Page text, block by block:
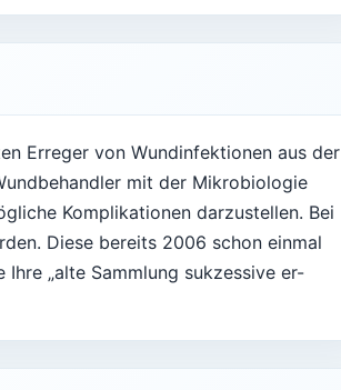
Erreger von Wundinfektionen aus der
mit der Mikrobiologie
Komplikationen darzustellen. Bei
Diese bereits 2006 schon einmal
„alte Sammlung sukzessive er-